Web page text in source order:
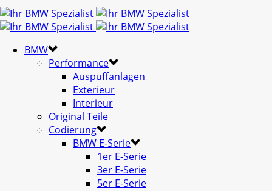
BMW
Performance
Auspuffanlagen
Exterieur
Interieur
Original Teile
Codierung
BMW E-Serie
1er E-Serie
3er E-Serie
5er E-Serie